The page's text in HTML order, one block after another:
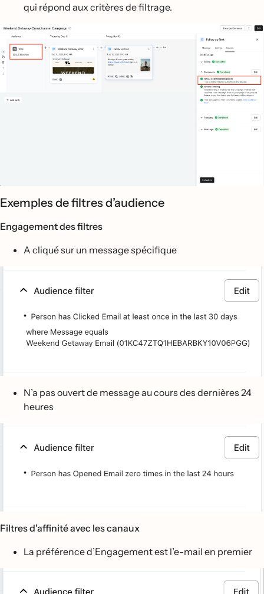
qui répond aux critères de filtrage.
Exemples de filtres d’audience
Engagement des filtres
A cliqué sur un message spécifique
N’a pas ouvert de message au cours des dernières 24
heures
Filtres d’affinité avec les canaux
La préférence d’Engagement est l’e-mail en premier